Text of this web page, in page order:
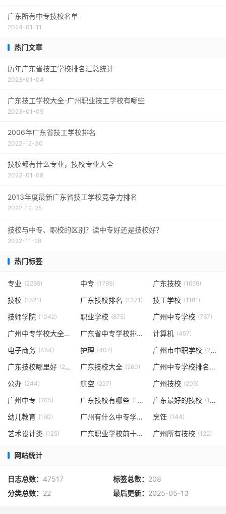
广东所有中专技校名单
2024-01-11
热门文章
历年广东省技工学校排名汇总统计
2023-01-04
广东技工学校大全-广州职业技工学校有哪些
2023-01-05
2006年广东省技工学校排名
2022-12-30
技校都有什么专业，技校专业大全
2023-01-08
2013年度最新广东省技工学校竞争力排名
2022-12-25
技校与中专、职校的区别？读中专好还是技校好？
2022-11-28
热门标签
专业 (2289) 中专 (1795) 广东技校 (1669)
技校 (1521) 广东技校排名 (1371) 技工学校 (1181)
技师学院 (1042) 职业学校 (875) 广州中专学校 (767)
广州中专学校大全(471) 广东省中专学校排名 (469)
计算机 (457)
电子商务 (454) 护理 (407) 广州市中职学校 (294)
广东技校哪里好 (264) 广东技校大全 (260) 广州中专学校排名
公办 (244) 航空 (227) 广州技校 (209)
广州中专 (205) 广东技校有哪些 (198) 广东最好的技校 (183)
幼儿教育 (160) 广州有什么中专学校 (153)
烹饪 (144)
艺术设计类 (125) 广东职业学校前十(124)广州所有技校 (122)
网站统计
日志总数： 47517 标签总数： 208
分类总数： 22 最后更新： 2025-05-13